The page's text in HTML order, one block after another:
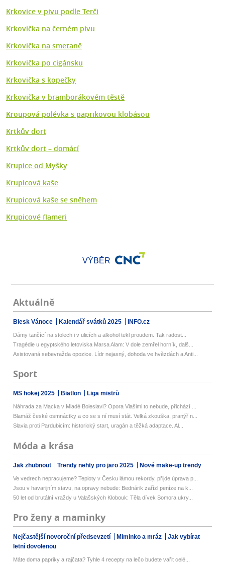
Krkovice v pivu podle Terči
Krkovička na černém pivu
Krkovička na smetaně
Krkovička po cigánsku
Krkovička s kopečky
Krkovička v bramborákovém těstě
Kroupová polévka s paprikovou klobásou
Krtkův dort
Krtkův dort – domácí
Krupice od Myšky
Krupicová kaše
Krupicová kaše se sněhem
Krupicové flameri
VÝBĚR
Aktuálně
Blesk Vánoce Kalendář svátků 2025 INFO.cz
Dámy tančící na stolech i v ulicích a alkohol tekl proudem. Tak radost...
Tragédie u egyptského letoviska Marsa Alam: V dole zemřel horník, dalš...
Asistovaná sebevražda opozice. Lídr nejasný, dohoda ve hvězdách a Anti...
Sport
MS hokej 2025 Biatlon Liga mistrů
Náhrada za Macka v Mladé Boleslavi? Opora Vlašimi to nebude, přichází ...
Blamáž české osmnáctky a co se s ní musí stát. Velká zkouška, pranýř n...
Slavia proti Pardubicím: historický start, uragán a těžká adaptace. Al...
Móda a krása
Jak zhubnout Trendy nehty pro jaro 2025 Nové make-up trendy
Ve vedrech nepracujeme? Teploty v Česku lámou rekordy, přijde úprava p...
Jsou v havarijním stavu, na opravy nebude: Bednárik zařízl peníze na k...
50 let od brutální vraždy u Valašských Klobouk: Těla dívek Somora ukry...
Pro ženy a maminky
Nejčastější novoroční předsevzetí Miminko a mráz
Jak vybírat
letní dovolenou
Máte doma papriky a rajčata? Tyhle 4 recepty na lečo budete vařit celé...